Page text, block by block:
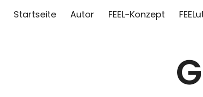
Startseite Autor FEEL-Konzept